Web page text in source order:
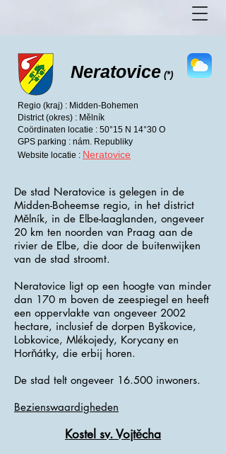
Neratovice (*)
Regio (kraj) : Midden-Bohemen
District (okres) : Mělník
Coördinaten locatie : 50°15 N 14°30 O
GPS parking : nám. Republiky
Website locatie : Neratovice
De stad Neratovice is gelegen in de
Midden-Boheemse regio, in het district
Mělník, in de Elbe-laaglanden, ongeveer
20 km ten noorden van Praag aan de
rivier de Elbe, die door de buitenwijken
van de stad stroomt.
Neratovice ligt op een hoogte van minder
dan 170 m boven de zeespiegel en heeft
een oppervlakte van ongeveer 2002
hectare, inclusief de dorpen Byškovice,
Lobkovice, Mlékojedy, Korycany en
Horňátky, die erbij horen.
De stad telt ongeveer 16.500 inwoners.
Bezienswaardigheden
Kostel sv. Vojtěcha